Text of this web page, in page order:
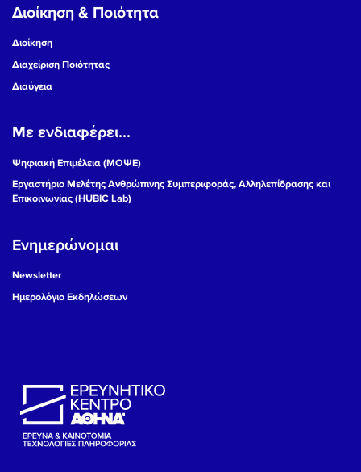
16
17
19
22
Διοίκηση & Ποιότητα
Διοίκηση
Διαχείριση Ποιότητας
Διαύγεια
Με ενδιαφέρει...
Ψηφιακή Επιμέλεια (ΜΟΨΕ)
Εργαστήριο Μελέτης Ανθρώπινης Συμπεριφοράς, Αλληλεπίδρασης και
Επικοινωνίας (HUBIC Lab)
Ενημερώνομαι
Newsletter
Ημερολόγιο Εκδηλώσεων